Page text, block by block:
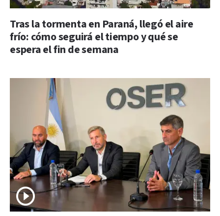
Tras la tormenta en Paraná, llegó el aire
frío: cómo seguirá el tiempo y qué se
espera el fin de semana